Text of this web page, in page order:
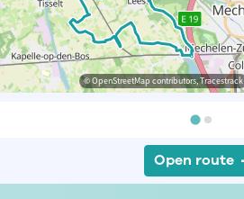
© OpenStreetMap contributors, Tracestrack
Open route